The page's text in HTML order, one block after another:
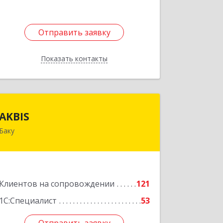
Отправить заявку
Показать контакты
Отправить заявку
Назад
Баку
Клиентов на сопровождении
121
1С:Специалист
53
AZ1007, Азербайджан, г. Баку, ул. Ак.